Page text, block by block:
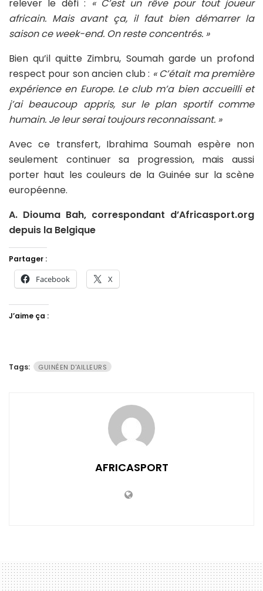
relever le défi : « C’est un rêve pour tout joueur
africain. Mais avant ça, il faut bien démarrer la
saison ce week-end. On reste concentrés. »
Bien qu’il quitte Zimbru, Soumah garde un profond
respect pour son ancien club : « C’était ma première
expérience en Europe. Le club m’a bien accueilli et
j’ai beaucoup appris, sur le plan sportif comme
humain. Je leur serai toujours reconnaissant. »
Avec ce transfert, Ibrahima Soumah espère non
seulement continuer sa progression, mais aussi
porter haut les couleurs de la Guinée sur la scène
européenne.
A. Diouma Bah, correspondant d’Africasport.org
depuis la Belgique
Partager :
Facebook X
J’aime ça :
Tags: GUINÉEN D'AILLEURS
AFRICASPORT